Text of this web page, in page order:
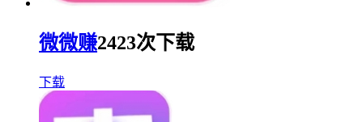
微微赚2423次下载
下载